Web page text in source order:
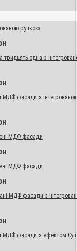
ручкою
тридцять одна з
МДФ фасади з
МДФ фасади
МДФ фасади
МДФ фасади з
МДФ фасади з ефектом